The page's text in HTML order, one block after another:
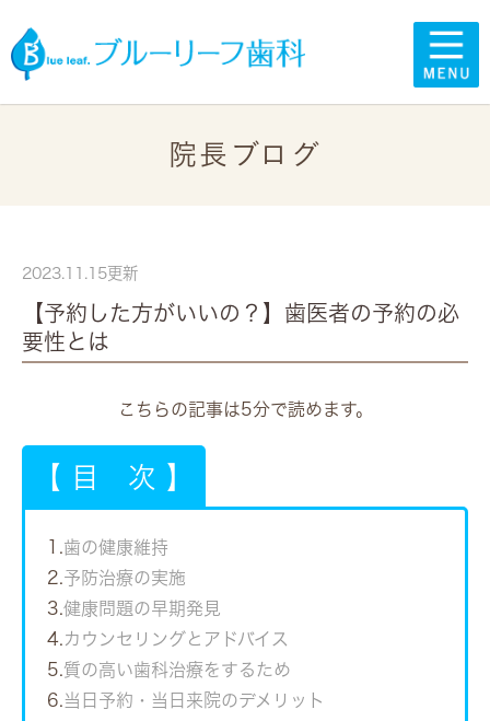
院長ブログ
2023.11.15更新
【予約した方がいいの？】歯医者の予約の必
要性とは
こちらの記事は5分で読めます。
【 目 次 】
1. 歯の健康維持
2. 予防治療の実施
3. 健康問題の早期発見
4. カウンセリングとアドバイス
5. 質の高い歯科治療をするため
6. 当日予約・当日来院のデメリット